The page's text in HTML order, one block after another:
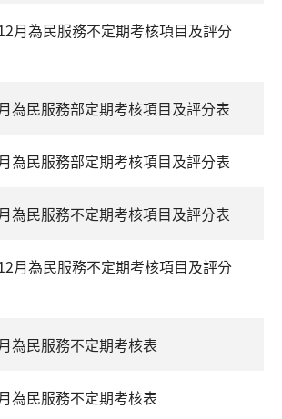
月為民服務不定期考核項目及評分
為民服務部定期考核項目及評分表
為民服務部定期考核項目及評分表
為民服務不定期考核項目及評分表
月為民服務不定期考核項目及評分
為民服務不定期考核表
為民服務不定期考核表